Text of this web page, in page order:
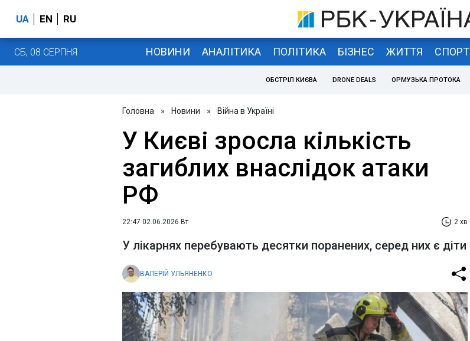
UA EN RU
СБ, 08 СЕРПНЯ НОВИНИ АНАЛІТИКА ПОЛІТИКА БІЗНЕС ЖИТТЯ СПОРТ
ОБСТРІЛ КИЄВА DRONE DEALS ОРМУЗЬКА ПРОТОКА
Головна » Новини » Війна в Україні
У Києві зросла кількість
загиблих внаслідок атаки
РФ
22:47 02.06.2026 Вт 2 хв
У лікарнях перебувають десятки поранених, серед них є діти
ВАЛЕРІЙ УЛЬЯНЕНКО